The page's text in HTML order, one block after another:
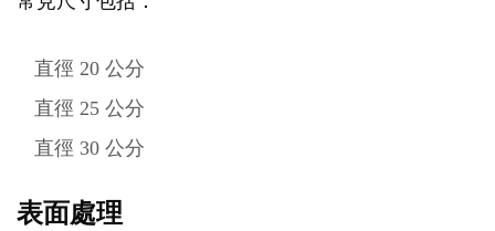
直徑 20 公分
直徑 25 公分
直徑 30 公分
表面處理